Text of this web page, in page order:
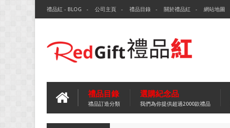
禮品紅 - BLOG 公司主頁 禮品目錄 關於禮品紅 網站地圖
禮品目錄
禮品訂造分類
選購紀念品
我們為你提供超過2000款禮品